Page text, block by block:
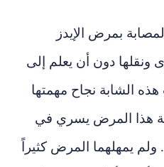
بمرض الإيدز
ونقلها دون أن يعلم إلى
الشابة نجاح مهمتها
هذا المرض يسري في
يمهلهما المرض كثيراً